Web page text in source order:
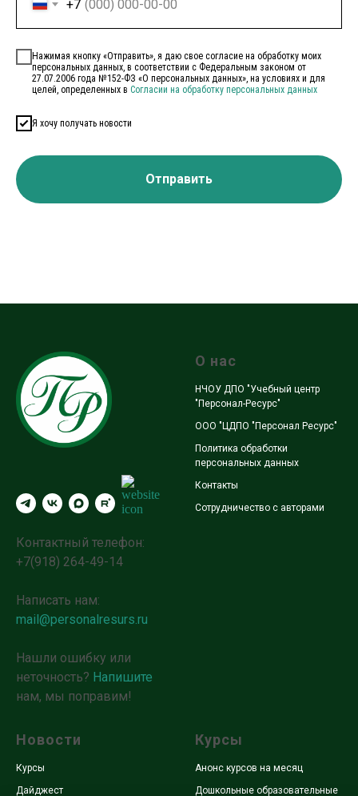
+7
Нажимая кнопку «Отправить», я даю свое согласие на обработку моих
персональных данных, в соответствии с Федеральным законом от
27.07.2006 года №152-ФЗ «О персональных данных», на условиях и для
целей, определенных в Согласии на обработку персональных данных
Я хочу получать новости
Отправить
Контактный телефон:
+7(918) 264-49-14
Написать нам:
mail@personalresurs.ru
Нашли ошибку или
неточность? Напишите
нам, мы поправим!
О нас
НЧОУ ДПО "Учебный центр
"Персонал-Ресурс"
ООО "ЦДПО "Персонал Ресурс"
Политика обработки
персональных данных
Контакты
Сотрудничество с авторами
Новости
Курсы
Дайджест
Курсы
Анонс курсов на месяц
Дошкольные образовательные